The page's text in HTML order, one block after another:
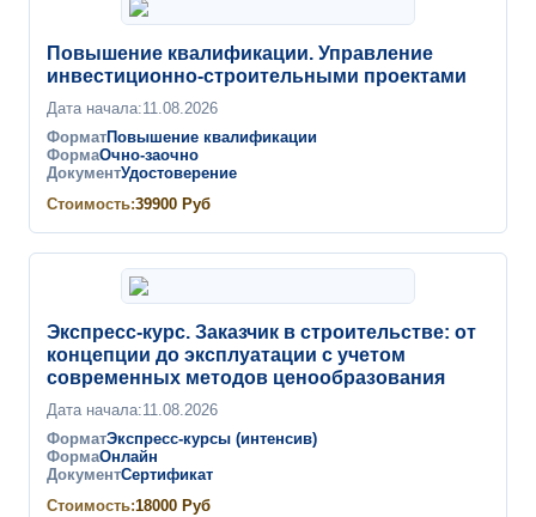
Повышение квалификации. Управление
инвестиционно-строительными проектами
Дата начала:11.08.2026
ФорматПовышение квалификации
ФормаОчно-заочно
ДокументУдостоверение
Стоимость:39900 Руб
Экспресс-курс. Заказчик в строительстве: от
концепции до эксплуатации с учетом
современных методов ценообразования
Дата начала:11.08.2026
ФорматЭкспресс-курсы (интенсив)
ФормаОнлайн
ДокументСертификат
Стоимость:18000 Руб